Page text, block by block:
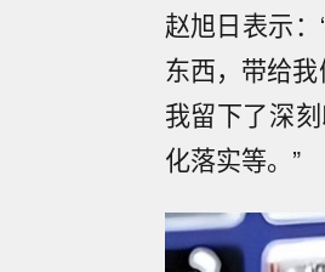
赵旭日表示
东西，带给
我留下了深
化落实等。”